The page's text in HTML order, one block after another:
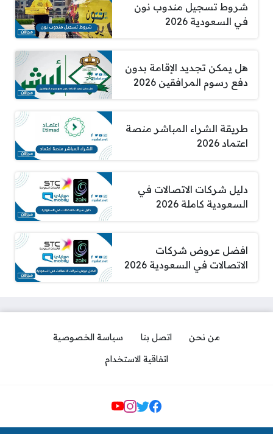
شروط تسجيل مندوب نون
في السعودية 2026
هل يمكن تجديد الإقامة بدون
دفع رسوم المرافقين 2026
طريقة الشراء المباشر منصة
اعتماد 2026
دليل شركات الاتصالات في
السعودية كاملة 2026
افضل عروض شركات
الاتصالات في السعودية 2026
من نحن اتصل بنا
سياسة الخصوصية
اتفاقية الاستخدام
مواقع التواصل